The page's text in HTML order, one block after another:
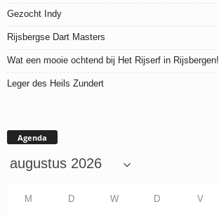
Gezocht Indy
Rijsbergse Dart Masters
Wat een mooie ochtend bij Het Rijserf in Rijsbergen!
Leger des Heils Zundert
Agenda
M D W D V